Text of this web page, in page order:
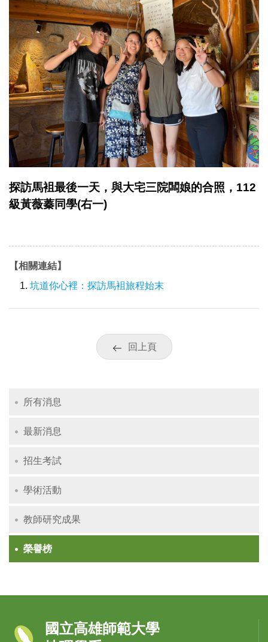
探訪馬袓最後一天，與大宅三院闆娘的合照，112
級黃薇蓁同學(右一)
【相關連結】
坑道你心裡：探訪馬袓旅程始末
回上頁
所有消息
最新消息
招生考試
學術活動
教師研究成果
榮譽榜
國立高雄師範大學